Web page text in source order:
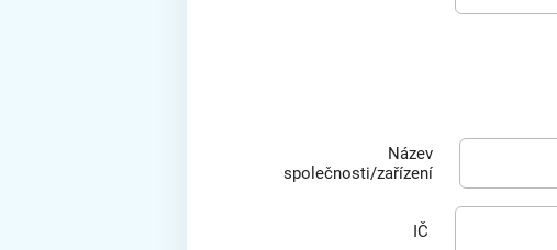
Název
společnosti/zařízení
IČ